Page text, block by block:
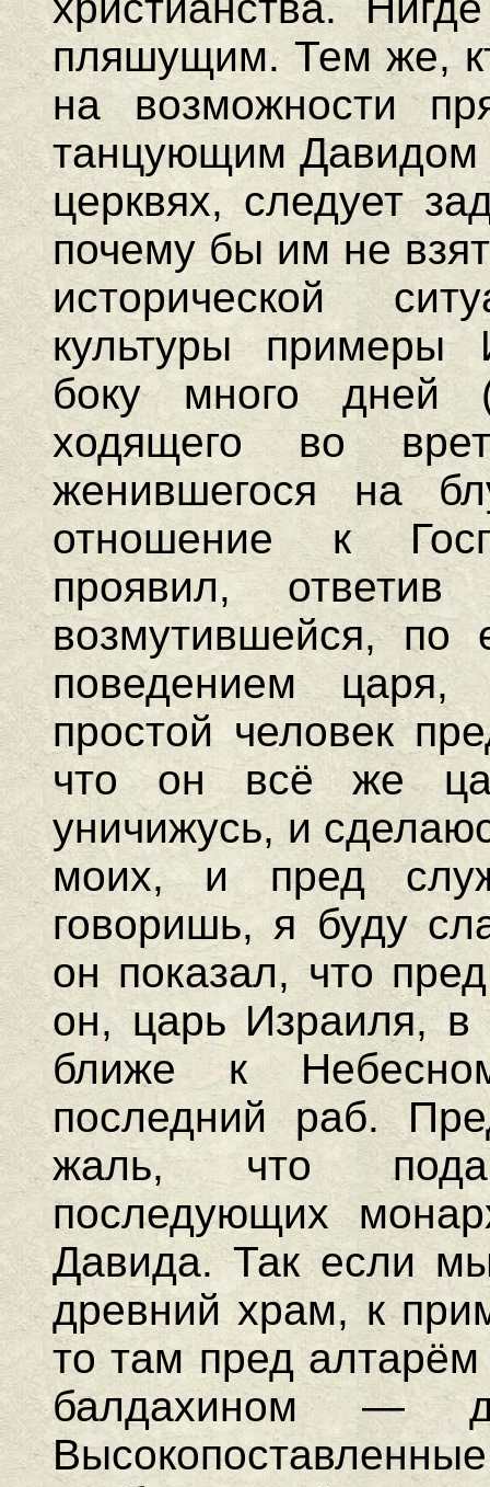
пляшущим. Тем же,
на возможности
танцующим Давидом
церквях, следует
почему бы им не
исторической
культуры примеры
боку много дней
ходящего во
женившегося на
отношение к
проявил,
возмутившейся,
поведением
простой человек
что он всё же
уничижусь, и
моих, и пред
говоришь, я буду
он показал, что
он, царь Израиля, в
ближе к
последний раб.
жаль, что
последующих
Давида. Так если
древний храм, к
то там пред
балдахином —